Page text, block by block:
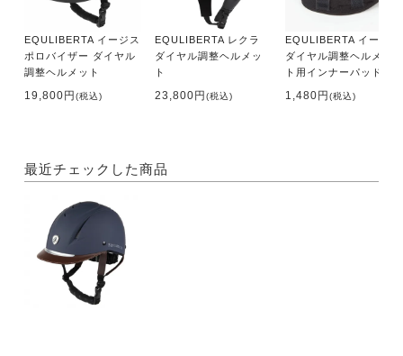
EQULIBERTA イージス
ポロバイザー ダイヤル
調整ヘルメット
19,800円 (税込)
EQULIBERTA レクラ
ダイヤル調整ヘルメッ
ト
23,800円 (税込)
EQULIBERTA イージス
ダイヤル調整ヘルメッ
ト用インナーパッド
1,480円 (税込)
最近チェックした商品